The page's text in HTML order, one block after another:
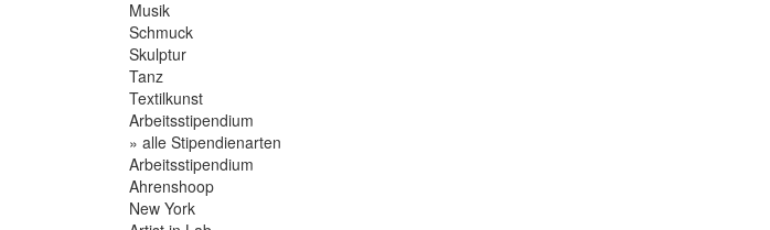
Musik
Schmuck
Skulptur
Tanz
Textilkunst
Arbeitsstipendium
» alle Stipendienarten
Arbeitsstipendium
Ahrenshoop
New York